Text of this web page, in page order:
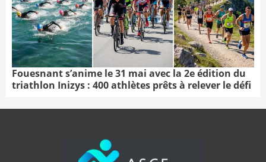
Fouesnant s’anime le 31 mai avec la 2e édition du
triathlon Inizys : 400 athlètes prêts à relever le défi